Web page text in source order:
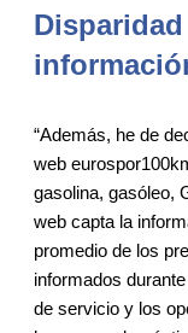
“Además, he de
web
gasolina, gasóleo,
web capta la
promedio de los
informados
de servicio y los